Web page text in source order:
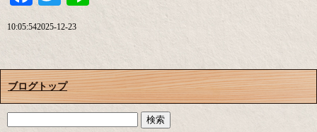
10:05:542025-12-23
ブログトップ